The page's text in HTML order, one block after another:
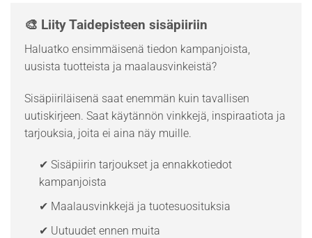
🎨 Liity Taidepisteen sisäpiiriin
Haluatko ensimmäisenä tiedon kampanjoista,
uusista tuotteista ja maalausvinkeistä?
Sisäpiiriläisenä saat enemmän kuin tavallisen
uutiskirjeen. Saat käytännön vinkkejä, inspiraatiota ja
tarjouksia, joita ei aina näy muille.
✔ Sisäpiirin tarjoukset ja ennakkotiedot
kampanjoista
✔ Maalausvinkkejä ja tuotesuosituksia
✔ Uutuudet ennen muita